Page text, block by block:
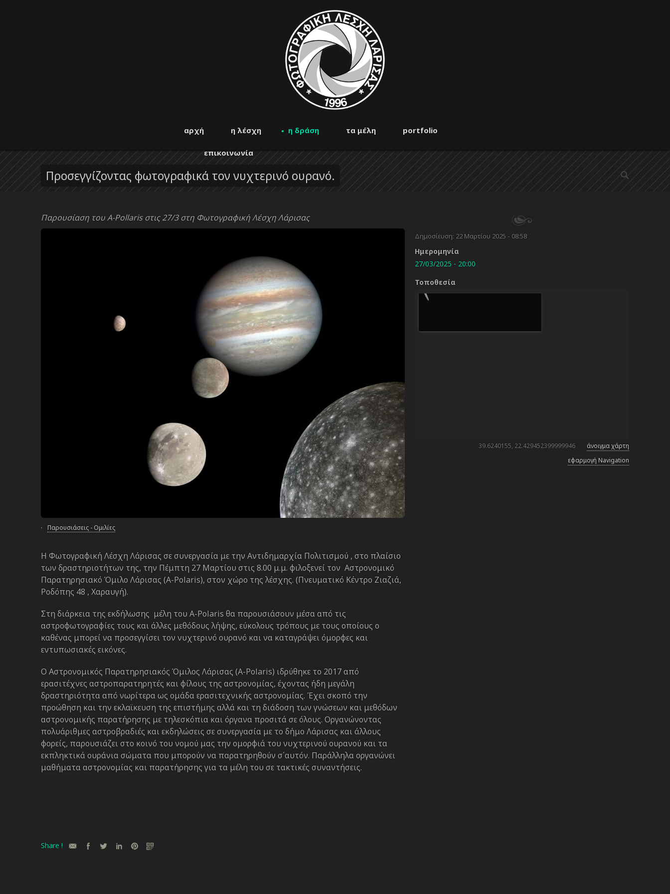
Λέσχη
Λάρισας
και διάδοση
της
φωτογραφίας
αρχή η λέσχη η δράση τα μέλη portfolio
επικοινωνία
Προσεγγίζοντας φωτογραφικά τον νυχτερινό ουρανό. αναζήτηση
Παρουσίαση του A-Pollaris στις 27/3 στη Φωτογραφική Λέσχη Λάρισας
· Παρουσιάσεις - Ομιλίες
Η Φωτογραφική Λέσχη Λάρισας σε συνεργασία με την Αντιδημαρχία Πολιτισμού , στο πλαίσιο
των δραστηριοτήτων της, την Πέμπτη 27 Μαρτίου στις 8.00 μ.μ. φιλοξενεί τον Αστρονομικό
Παρατηρησιακό Όμιλο Λάρισας (A-Polaris), στον χώρο της λέσχης. (Πνευματικό Κέντρο Ζιαζιά,
Ροδόπης 48 , Χαραυγή).
Στη διάρκεια της εκδήλωσης μέλη του A-Polaris θα παρουσιάσουν μέσα από τις
αστροφωτογραφίες τους και άλλες μεθόδους λήψης, εύκολους τρόπους με τους οποίους ο
καθένας μπορεί να προσεγγίσει τον νυχτερινό ουρανό και να καταγράψει όμορφες και
εντυπωσιακές εικόνες.
Ο Αστρονομικός Παρατηρησιακός Όμιλος Λάρισας (A-Polaris) ιδρύθηκε το 2017 από
ερασιτέχνες αστροπαρατηρητές και φίλους της αστρονομίας, έχοντας ήδη μεγάλη
δραστηριότητα από νωρίτερα ως ομάδα ερασιτεχνικής αστρονομίας. Έχει σκοπό την
προώθηση και την εκλαϊκευση της επιστήμης αλλά και τη διάδοση των γνώσεων και μεθόδων
αστρονομικής παρατήρησης με τηλεσκόπια και όργανα προσιτά σε όλους. Οργανώνοντας
πολυάριθμες αστροβραδιές και εκδηλώσεις σε συνεργασία με το δήμο Λάρισας και άλλους
φορείς, παρουσιάζει στο κοινό του νομού μας την ομορφιά του νυχτερινού ουρανού και τα
εκπληκτικά ουράνια σώματα που μπορούν να παρατηρηθούν σ΄αυτόν. Παράλληλα οργανώνει
μαθήματα αστρονομίας και παρατήρησης για τα μέλη του σε τακτικές συναντήσεις.
Δημοσίευση: 22 Μαρτίου 2025 - 08:58
Ημερομηνία
27/03/2025 - 20:00
Τοποθεσία
39.6240155, 22.429452399999946
άνοιγμα χάρτη
εφαρμογή Navigation
Share !